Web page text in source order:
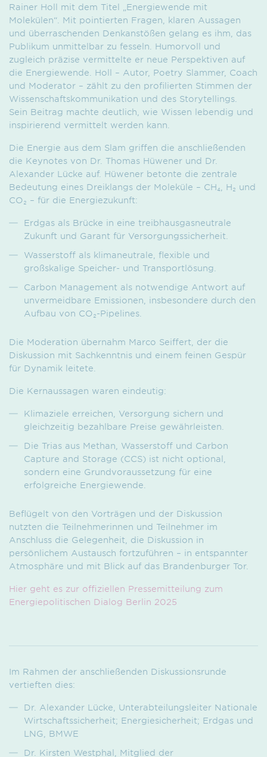
Rainer Holl mit dem Titel „Energiewende mit
Molekülen“. Mit pointierten Fragen, klaren Aussagen
und überraschenden Denkanstößen gelang es ihm, das
Publikum unmittelbar zu fesseln. Humorvoll und
zugleich präzise vermittelte er neue Perspektiven auf
die Energiewende. Holl – Autor, Poetry Slammer, Coach
und Moderator – zählt zu den profilierten Stimmen der
Wissenschaftskommunikation und des Storytellings.
Sein Beitrag machte deutlich, wie Wissen lebendig und
inspirierend vermittelt werden kann.
Die Energie aus dem Slam griffen die anschließenden
die Keynotes von Dr. Thomas Hüwener und Dr.
Alexander Lücke auf. Hüwener betonte die zentrale
Bedeutung eines Dreiklangs der Moleküle – CH₄, H₂ und
CO₂ – für die Energiezukunft:
Erdgas als Brücke in eine treibhausgas­neutrale
Zukunft und Garant für Versorgungssicherheit.
Wasserstoff als klimaneutrale, flexible und
großskalige Speicher- und Transportlösung.
Carbon Management als notwendige Antwort auf
unvermeidbare Emissionen, insbesondere durch den
Aufbau von CO₂-Pipelines.
Die Moderation übernahm Marco Seiffert, der die
Diskussion mit Sachkenntnis und einem feinen Gespür
für Dynamik leitete.
Die Kernaussagen waren eindeutig:
Klimaziele erreichen, Versorgung sichern und
gleichzeitig bezahlbare Preise gewährleisten.
Die Trias aus Methan, Wasserstoff und Carbon
Capture and Storage (CCS) ist nicht optional,
sondern eine Grundvoraussetzung für eine
erfolgreiche Energiewende.
Beflügelt von den Vorträgen und der Diskussion
nutzten die Teilnehmerinnen und Teilnehmer im
Anschluss die Gelegenheit, die Diskussion in
persönlichem Austausch fortzuführen – in entspannter
Atmosphäre und mit Blick auf das Brandenburger Tor.
Hier geht es zur offiziellen Pressemitteilung zum
Energiepolitischen Dialog Berlin 2025
Im Rahmen der anschließenden Diskussionsrunde
vertieften dies:
Dr. Alexander Lücke, Unterabteilungsleiter Nationale
Wirtschaftssicherheit; Energiesicherheit; Erdgas und
LNG, BMWE
Dr. Kirsten Westphal, Mitglied der